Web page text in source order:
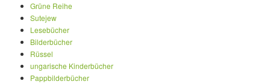
Grüne Reihe
Sutejew
Lesebücher
Bilderbücher
Rüssel
ungarische Kinderbücher
Pappbilderbücher